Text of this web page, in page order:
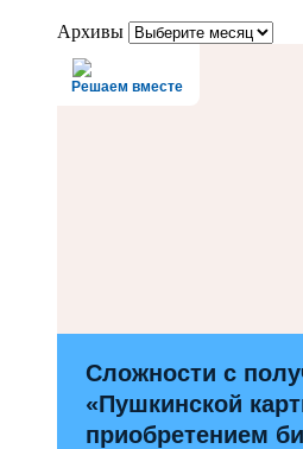
Архивы
Решаем вместе
Сложности с
«Пушкинской
приобретением